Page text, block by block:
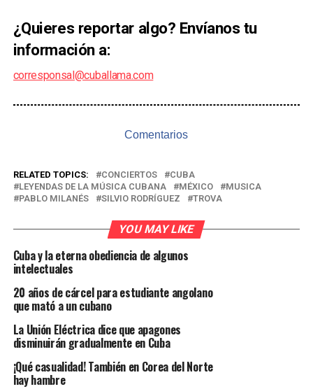
¿Quieres reportar algo? Envíanos tu
información a:
corresponsal@cuballama.com
Comentarios
RELATED TOPICS: CONCIERTOS
CUBA
LEYENDAS DE LA MÚSICA CUBANA
MÉXICO
MUSICA
PABLO MILANÉS
SILVIO RODRÍGUEZ TROVA
YOU MAY LIKE
Cuba y la eterna obediencia de algunos
intelectuales
20 años de cárcel para estudiante angolano
que mató a un cubano
La Unión Eléctrica dice que apagones
disminuirán gradualmente en Cuba
¡Qué casualidad! También en Corea del Norte
hay hambre